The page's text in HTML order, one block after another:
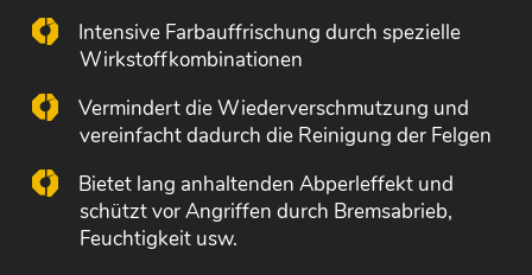
Intensive Farbauffrischung durch spezielle
Wirkstoffkombinationen
Vermindert die Wiederverschmutzung und
vereinfacht dadurch die Reinigung der Felgen
Bietet lang anhaltenden Abperleffekt und
schützt vor Angriffen durch Bremsabrieb,
Feuchtigkeit usw.